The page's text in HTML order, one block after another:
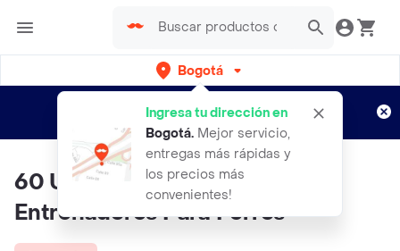
Bogotá
Ingresa tu dirección en
Bogotá. Mejor servicio,
entregas más rápidas y
los precios más
convenientes!
envíos gratis por semanas
Aplican TyC
60 Unidades De Tapetes
Entrenadores Para Perros